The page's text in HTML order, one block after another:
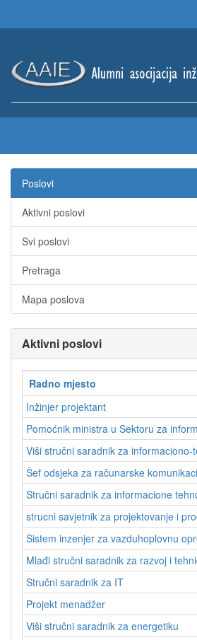
Poslovi
Aktivni poslovi
Svi poslovi
Pretraga
Mapa poslova
Aktivni poslovi
Radno mjesto
Inžinjer projektant
Pomoćnik ministra u Sektoru za
Viši stručni saradnik za informaciono-
Šef odsjeka za računarske
Stručni saradnik za informacione
strucni savjetnik za projektovanje i
Sistem inzenjer za vazduhoplovnu
Mlađi stručni saradnik za razvoj i
Stručni saradnik za IT
Projekt menadžer
Viši stručni saradnik za energetiku